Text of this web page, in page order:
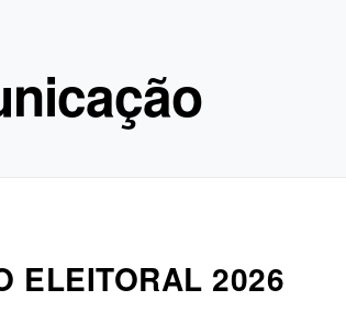
ELEITORAL 2026